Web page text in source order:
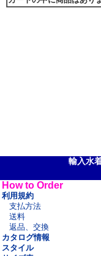
輸入水
How to Order
利用規約
支払方法
送料
返品、交換
カタログ情報
スタイル